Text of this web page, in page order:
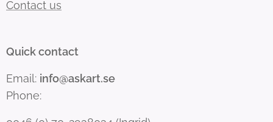
Contact us
Quick contact
Email: info@askart.se
Phone: